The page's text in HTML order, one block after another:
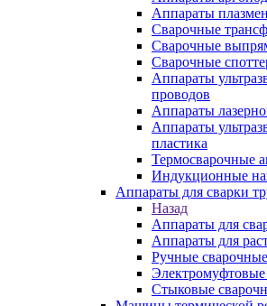
Аппараты
Сварочные
Сварочные
Сварочные
Аппараты
проводов
Аппараты
Аппараты
пластика
Термосварочные
Индукционные
Аппараты для сварки
Назад
Аппараты для
Аппараты для
Ручные
Стыковые